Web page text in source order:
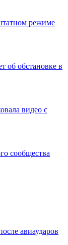
режиме
об обстановке в
видео с
сообщества
авиаударов